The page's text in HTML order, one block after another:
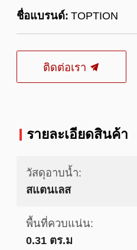
ชื่อแบรนด์: TOPTION
ติดต่อเรา
รายละเอียดสินค้า
วัสดุอาบน้ำ:
สแตนเลส
พื้นที่ควบแน่น:
0.31 ตร.ม